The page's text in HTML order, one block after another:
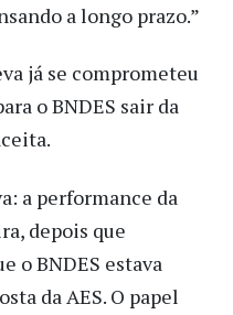
a longo prazo.”
já se comprometeu
o BNDES sair da
a performance da
depois que
o BNDES estava
da AES. O papel